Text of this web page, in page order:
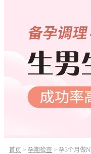
首页 > 孕期检查 > 孕3个月做